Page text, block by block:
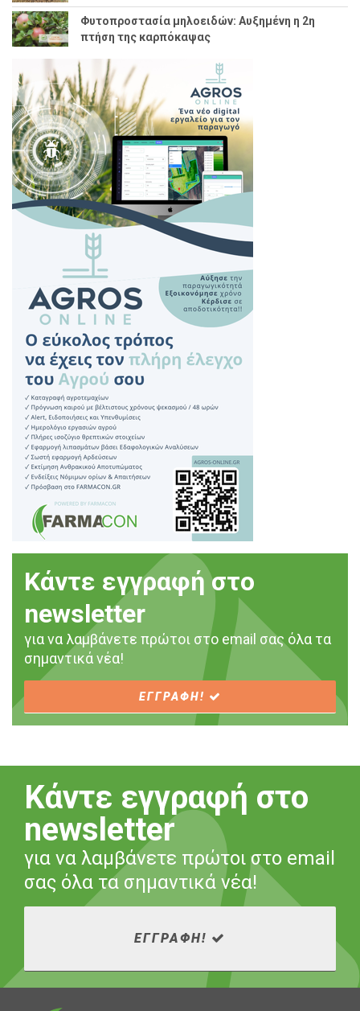
Φυτοπροστασία μηλοειδών: Αυξημένη η 2η
πτήση της καρπόκαψας
Κάντε εγγραφή στο
newsletter
για να λαμβάνετε πρώτοι στο email σας όλα τα
σημαντικά νέα!
ΕΓΓΡΑΦΗ!
Κάντε εγγραφή στο
newsletter
για να λαμβάνετε πρώτοι στο email
σας όλα τα σημαντικά νέα!
ΕΓΓΡΑΦΗ!